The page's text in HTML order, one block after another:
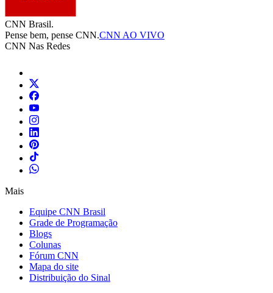
CNN Brasil.
Pense bem, pense CNN.CNN AO VIVO
CNN Nas Redes
Mais
Equipe CNN Brasil
Grade de Programação
Blogs
Colunas
Fórum CNN
Mapa do site
Distribuição do Sinal